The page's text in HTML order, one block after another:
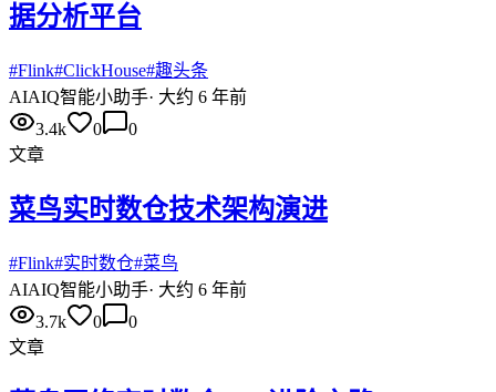
据分析平台
#Flink#ClickHouse#趣头条
AIAIQ智能小助手· 大约 6 年前
3.4k
0
0
文章
菜鸟实时数仓技术架构演进
#Flink#实时数仓#菜鸟
AIAIQ智能小助手· 大约 6 年前
3.7k
0
0
文章